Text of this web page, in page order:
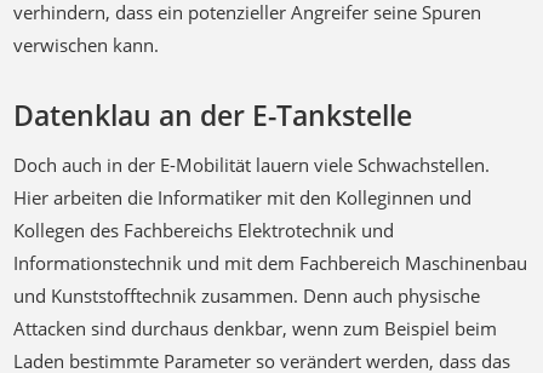
Datenklau an der E-Tankstelle
Hier arbeiten die Informatiker mit den Kolleginnen und
Kollegen des Fachbereichs Elektrotechnik und
Informationstechnik und mit dem Fachbereich Maschinenbau
und Kunststofftechnik zusammen. Denn auch physische
Attacken sind durchaus denkbar, wenn zum Beispiel beim
Laden bestimmte Parameter so verändert werden, dass das
Auto in Brand gerät. Ein größerer Fokus liegt aber im Bereich
Datenschutz. Denn an Ladesäulen wird ausschließlich